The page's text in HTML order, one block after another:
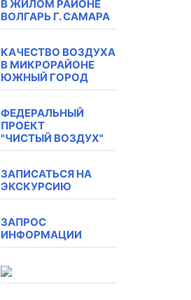
В ЖИЛОМ РАЙОНЕ
ВОЛГАРЬ Г. САМАРА
КАЧЕСТВО ВОЗДУХА
В МИКРОРАЙОНЕ
ЮЖНЫЙ ГОРОД
ФЕДЕРАЛЬНЫЙ
ПРОЕКТ
"ЧИСТЫЙ ВОЗДУХ"
ЗАПИСАТЬСЯ НА
ЭКСКУРСИЮ
ЗАПРОС
ИНФОРМАЦИИ